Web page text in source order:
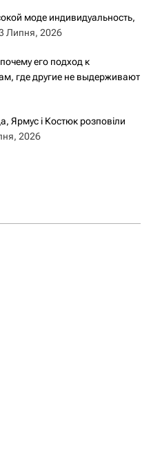
моде индивидуальность,
Липня, 2026
его подход к
где другие не выдерживают
Ярмус і Костюк розповіли
2026